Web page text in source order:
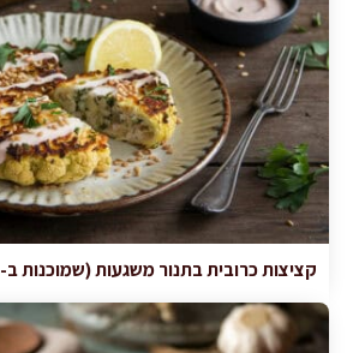
קציצות כרובית בתנור משגעות (שמוכנות ב-35 דקות)